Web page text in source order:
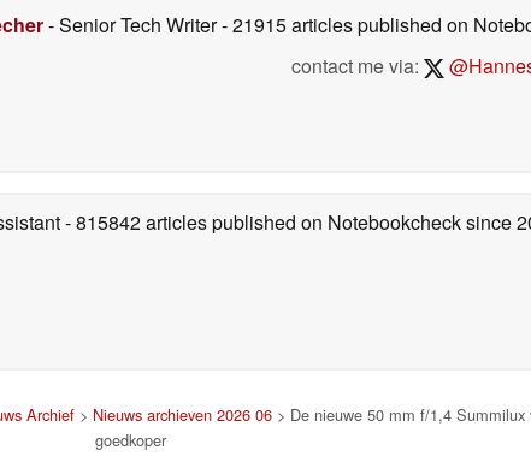
- Senior Tech Writer- 21915 articles published on
contact me via:
- 815842 articles published on Notebookchecksince
Archief> Nieuws archieven 2026 06> De nieuwe 50 mm f/1,4 Summilux
goedkoper